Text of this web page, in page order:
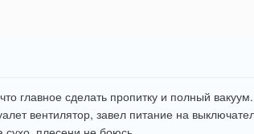
главное сделать пропитку и полный
вентилятор, завел питание на